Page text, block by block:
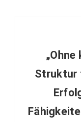
Struktur